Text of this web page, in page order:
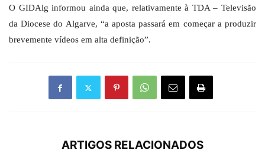
O GIDAlg informou ainda que, relativamente à TDA – Televisão
da Diocese do Algarve, “a aposta passará em começar a produzir
brevemente vídeos em alta definição”.
ARTIGOS RELACIONADOS